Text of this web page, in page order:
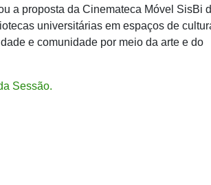
a proposta da Cinemateca Móvel SisBi
universitárias em espaços de
e comunidade por meio da arte e do
Sessão.